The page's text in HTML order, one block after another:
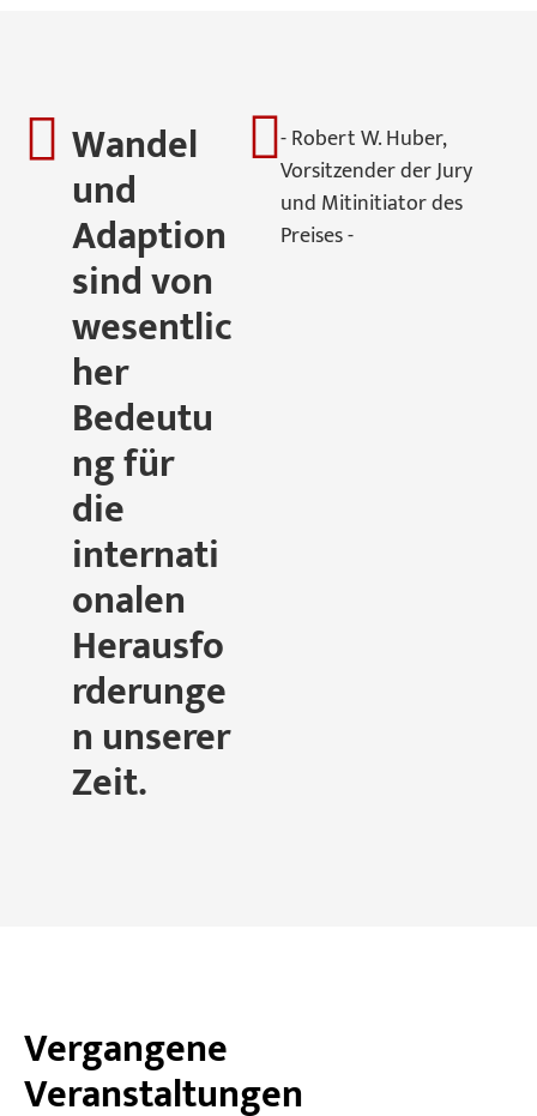
Wandel
und
Adaption
sind von
wesentlic
her
Bedeutu
ng für
die
internati
onalen
Herausfo
rderunge
n unserer
Zeit.
- Robert W. Huber,
Vorsitzender der Jury
und Mitinitiator des
Preises -
Vergangene
Veranstaltungen